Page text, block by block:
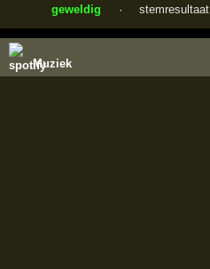
geweldig
· stemresultaat
Muziek